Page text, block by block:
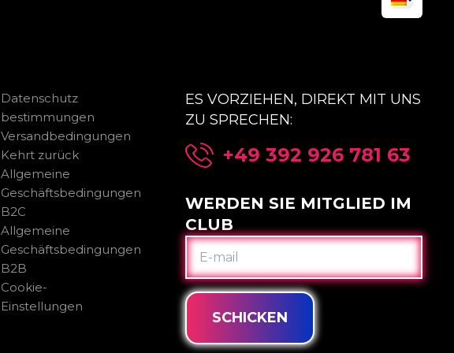
Datenschutz
bestimmungen
Versandbedingungen
Kehrt zurück
Allgemeine
Geschäftsbedingungen
B2C
Allgemeine
Geschäftsbedingungen
B2B
Cookie-
Einstellungen
ES VORZIEHEN, DIREKT MIT UNS
ZU SPRECHEN:
+49 392 926 781 63
WERDEN SIE MITGLIED IM
CLUB
E-
MAIL
SCHICKEN